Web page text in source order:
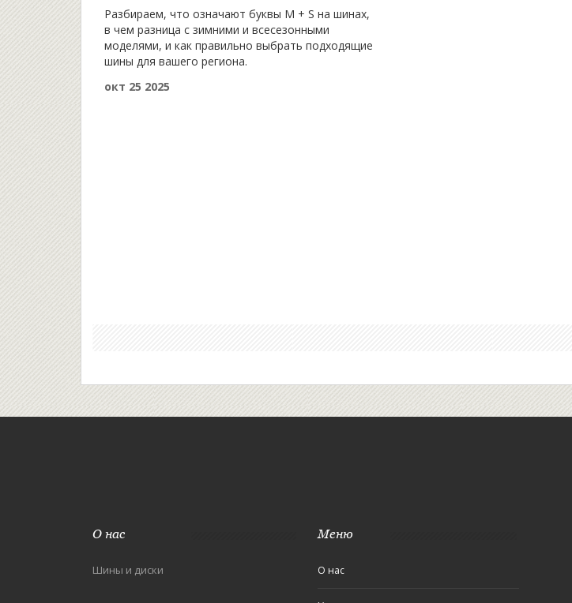
Разбираем, что означают буквы M + S на шинах,
в чем разница с зимними и всесезонными
моделями, и как правильно выбрать подходящие
шины для вашего региона.
окт 25 2025
О нас
Шины и диски
Меню
О нас